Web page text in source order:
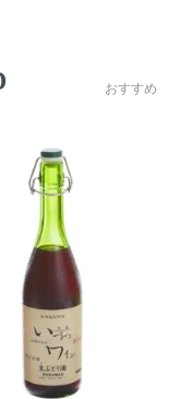
おすすめ